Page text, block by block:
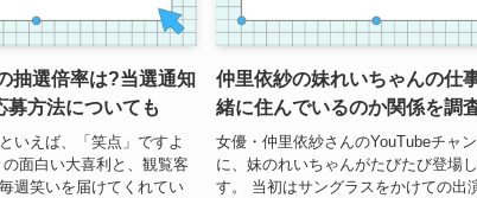
抽選倍率は?当選通知
募方法についても
いえば、「笑点」ですよ
面白い大喜利と、観覧客
週笑いを届けてくれてい
仲里依紗の妹れいちゃんの仕
緒に住んでいるのか関係を調
女優・仲里依紗さんのYouTubeチャ
に、妹のれいちゃんがたびたび登場
す。 当初はサングラスをかけての出